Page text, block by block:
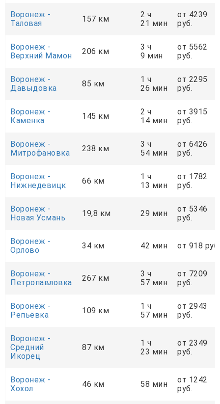
Воронеж -
Таловая
157 км
2 ч
21 мин
от 4239
руб.
Воронеж -
Верхний Мамон
206 км
3 ч
9 мин
от 5562
руб.
Воронеж -
Давыдовка
85 км
1 ч
26 мин
от 2295
руб.
Воронеж -
Каменка
145 км
2 ч
14 мин
от 3915
руб.
Воронеж -
Митрофановка
238 км
3 ч
54 мин
от 6426
руб.
Воронеж -
Нижнедевицк
66 км
1 ч
13 мин
от 1782
руб.
Воронеж -
Новая Усмань
19,8 км 29 мин
от 5346
руб.
Воронеж -
Орлово
34 км 42 мин от 918 руб.
Воронеж -
Петропавловка
267 км
3 ч
57 мин
от 7209
руб.
Воронеж -
Репьёвка
109 км
1 ч
57 мин
от 2943
руб.
Воронеж -
Средний
Икорец
87 км
1 ч
23 мин
от 2349
руб.
Воронеж -
Хохол
46 км 58 мин
от 1242
руб.